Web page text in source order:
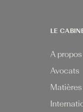
LE
A propos
Avocats
Matières